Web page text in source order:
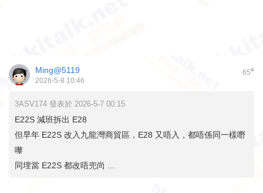
65#
Ming@5119
2026-5-8 10:46
3ASV174 發表於 2026-5-7 00:15
E22S 減班拆出 E28
但早年 E22S 改入九龍灣商貿區，E28 又唔入，都唔係同一樣嘢
嚟
同埋當 E22S 都改唔兜尚 ...